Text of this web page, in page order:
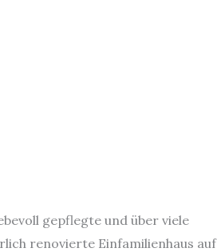
gepflegte und über viele
renovierte Einfamilienhaus auf